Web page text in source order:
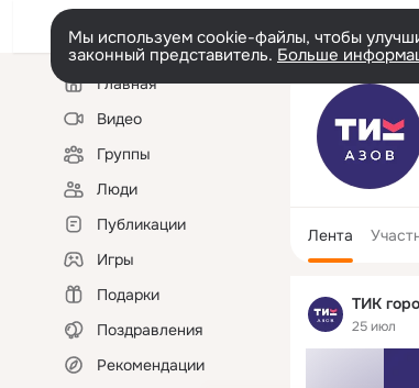
Мы используем cookie-файлы, чтобы
законный представитель. Больше
Левая
колонкаГлавная
Видео
Группы
Люди
Публикации
Игры
Подарки
Поздравления
Рекомендации
Лента
ТИК
25 июл